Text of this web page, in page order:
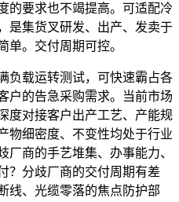
的要求也不竭提高。可适配冷
是集货叉研发、出产、发卖于
单。交付周期可控。
载运转测试，可快速霸占各
户的告急采购需求。当前市场
度对接客户出产工艺、产能规
物细密度、不变性均处于行业
厂商的手艺堆集、办事能力、
？分歧厂商的交付周期有差
线、光缆零落的焦点防护部